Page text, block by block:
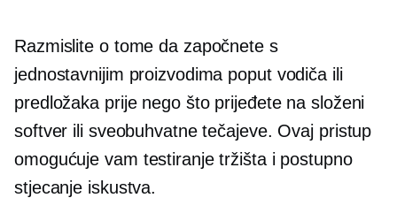
Razmislite o tome da započnete s
jednostavnijim proizvodima poput vodiča ili
predložaka prije nego što prijeđete na složeni
softver ili sveobuhvatne tečajeve. Ovaj pristup
omogućuje vam testiranje tržišta i postupno
stjecanje iskustva.